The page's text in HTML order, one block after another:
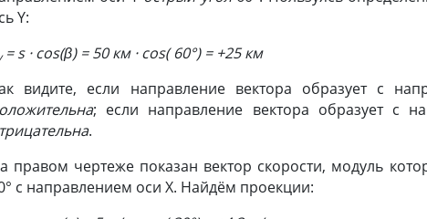
Y:
= s · cos(β) = 50 км · cos( 60°) = +25 км
видите, если направление вектора образует с
; если направление вектора образует с
.
правом чертеже показан вектор скорости, модуль
с направлением оси X. Найдём проекции: